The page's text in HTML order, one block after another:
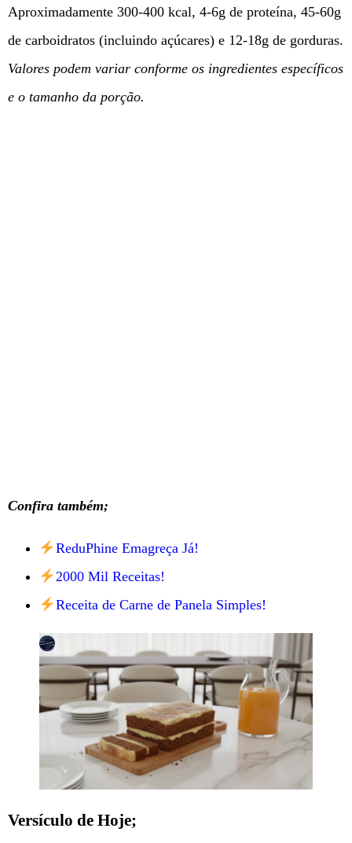
Aproximadamente 300-400 kcal, 4-6g de proteína, 45-60g
de carboidratos (incluindo açúcares) e 12-18g de gorduras.
Valores podem variar conforme os ingredientes específicos
e o tamanho da porção.
Confira também;
ReduPhine Emagreça Já!
2000 Mil Receitas!
Receita de Carne de Panela Simples!
Versículo de Hoje;